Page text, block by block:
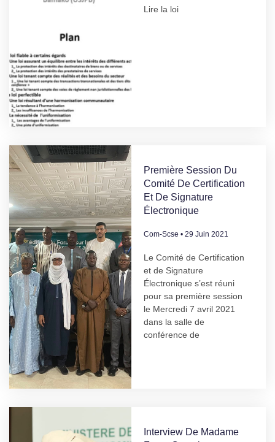
Lire la loi
Première Session Du
Comité De Certification
Et De Signature
Électronique
Com-Scse 29 Juin 2021
Le Comité de Certification
et de Signature
Électronique s’est réuni
pour sa première session
le Mercredi 7 avril 2021
dans la salle de
conférence de
Interview De Madame